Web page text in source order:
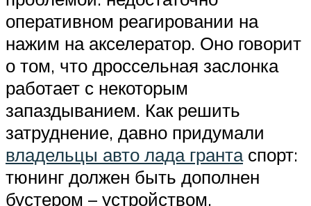
оперативном реагировании на
нажим на акселератор. Оно говорит
о том, что дроссельная заслонка
работает с некоторым
запаздыванием. Как решить
затруднение, давно придумали
владельцы авто лада грантаспорт:
тюнинг должен быть дополнен
бустером – устройством,